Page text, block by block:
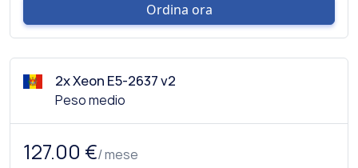
Ordina ora
2x Xeon E5-2637 v2
Peso medio
127.00 €/ mese